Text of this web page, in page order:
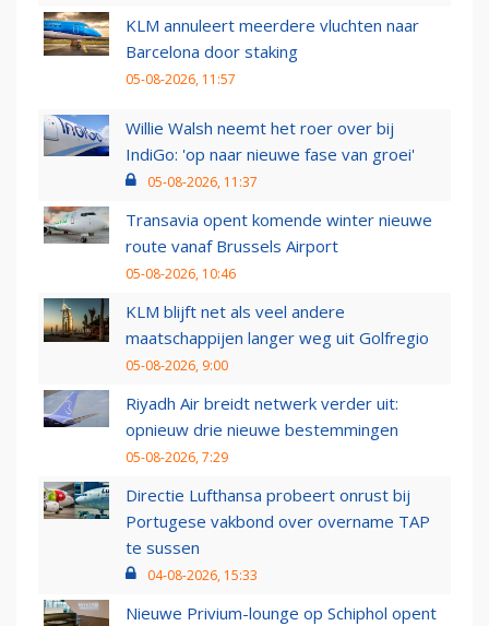
KLM annuleert meerdere vluchten naar
Barcelona door staking
05-08-2026, 11:57
Willie Walsh neemt het roer over bij
IndiGo: 'op naar nieuwe fase van groei'
05-08-2026, 11:37
Transavia opent komende winter nieuwe
route vanaf Brussels Airport
05-08-2026, 10:46
KLM blijft net als veel andere
maatschappijen langer weg uit Golfregio
05-08-2026, 9:00
Riyadh Air breidt netwerk verder uit:
opnieuw drie nieuwe bestemmingen
05-08-2026, 7:29
Directie Lufthansa probeert onrust bij
Portugese vakbond over overname TAP
te sussen
04-08-2026, 15:33
Nieuwe Privium-lounge op Schiphol opent